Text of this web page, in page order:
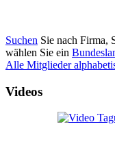
Suchen Sie nach Firma,
wählen Sie ein
Alle Mitglieder
Videos